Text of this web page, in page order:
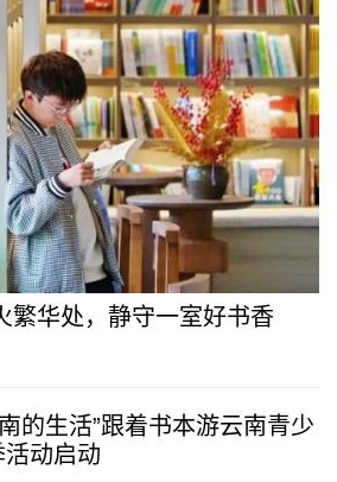
繁华处，静守一室好书香
的生活”跟着书本游云南青少
活动启动